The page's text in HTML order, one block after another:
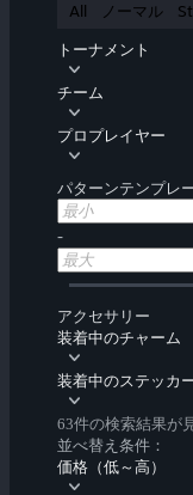
All ノーマル
トーナメント
チーム
プロプレイヤー
パターンテンプレ
-
アクセサリー
装着中のチャーム
装着中のステッカ
63件の検索結果が
並べ替え条件：
価格（低～高）